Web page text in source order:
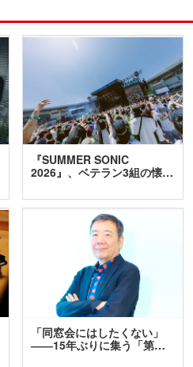
『SUMMER SONIC
2026』、ベテラン3組の懐…
「同窓会にはしたくない」
――15年ぶりに集う「第…